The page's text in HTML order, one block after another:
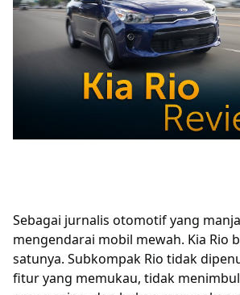
Sebagai jurnalis otomotif yang
mengendarai mobil mewah. Kia Rio
satunya. Subkompak Rio tidak
fitur yang memukau, tidak